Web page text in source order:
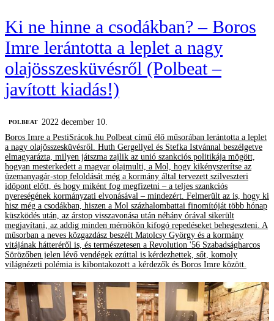
Ki ne hinne a csodákban? – Boros
Imre lerántotta a leplet a nagy
olajösszesküvésről (Polbeat –
javított kiadás!)
‎POLBEAT 2022 december 10.
Boros Imre a PestiSrácok.hu Polbeat című élő műsorában lerántotta a leplet
a nagy olajösszesküvésről. Huth Gergellyel és Stefka Istvánnal beszélgetve
elmagyarázta, milyen játszma zajlik az unió szankciós politikája mögött,
hogyan mesterkedett a magyar olajmulti, a Mol, hogy kikényszerítse az
üzemanyagár-stop feloldását még a kormány által tervezett szilveszteri
időpont előtt, és hogy miként fog megfizetni – a teljes szankciós
nyereségének kormányzati elvonásával – mindezért. Felmerült az is, hogy ki
hisz még a csodákban, hiszen a Mol százhalombattai finomítóját több hónap
küszködés után, az árstop visszavonása után néhány órával sikerült
megjavítani, az addig minden mérnökön kifogó repedéseket behegeszteni. A
műsorban a neves közgazdász beszélt Matolcsy György és a kormány
vitájának hátteréről is, és természetesen a Revolution '56 Szabadságharcos
Sörözőben jelen lévő vendégek ezúttal is kérdezhettek, sőt, komoly
világnézeti polémia is kibontakozott a kérdezők és Boros Imre között.